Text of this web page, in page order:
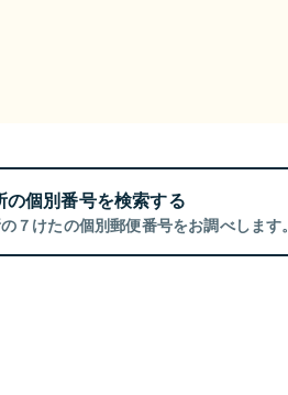
の個別番号を検索する
７けたの個別郵便番号をお調べします。